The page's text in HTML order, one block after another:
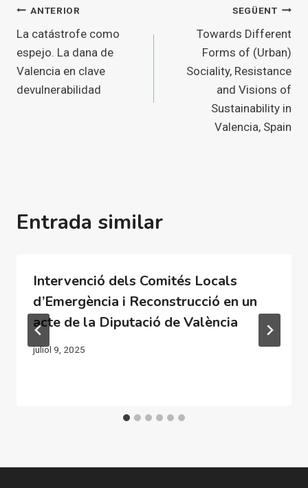
Navegació
d'entrades
ANTERIOR
La catástrofe como
espejo. La dana de
Valencia en clave
devulnerabilidad
SEGÜENT
Towards Different
Forms of (Urban)
Sociality, Resistance
and Visions of
Sustainability in
Valencia, Spain
Entrada similar
Intervenció dels Comités Locals
d’Emergència i Reconstrucció en un
acte de la Diputació de València
juliol 9, 2025